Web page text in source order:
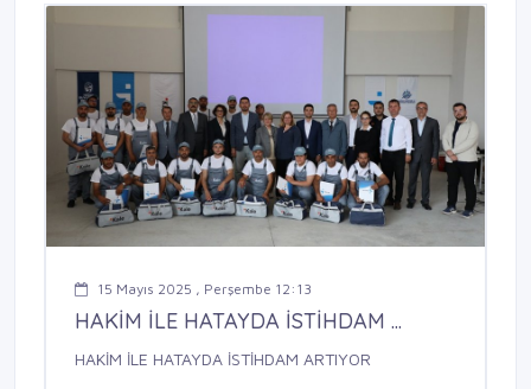
15 Mayıs 2025 , Perşembe 12:13
HAKİM İLE HATAYDA İSTİHDAM ...
HAKİM İLE HATAYDA İSTİHDAM ARTIYOR